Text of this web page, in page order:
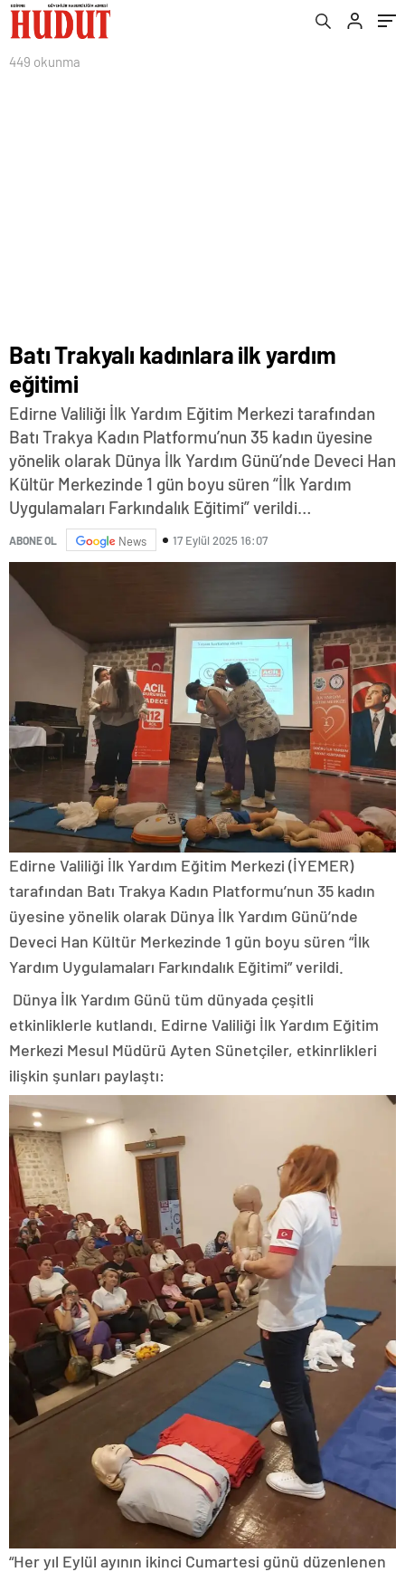
449 okunma
Batı Trakyalı kadınlara ilk yardım
eğitimi
Edirne Valiliği İlk Yardım Eğitim Merkezi tarafından
Batı Trakya Kadın Platformu’nun 35 kadın üyesine
yönelik olarak Dünya İlk Yardım Günü’nde Deveci Han
Kültür Merkezinde 1 gün boyu süren “İlk Yardım
Uygulamaları Farkındalık Eğitimi” verildi…
ABONE OL News 17 Eylül 2025 16:07
Edirne Valiliği İlk Yardım Eğitim Merkezi (İYEMER)
tarafından Batı Trakya Kadın Platformu’nun 35 kadın
üyesine yönelik olarak Dünya İlk Yardım Günü’nde
Deveci Han Kültür Merkezinde 1 gün boyu süren “İlk
Yardım Uygulamaları Farkındalık Eğitimi” verildi.
Dünya İlk Yardım Günü tüm dünyada çeşitli
etkinliklerle kutlandı. Edirne Valiliği İlk Yardım Eğitim
Merkezi Mesul Müdürü Ayten Sünetçiler, etkinrlikleri
ilişkin şunları paylaştı:
“Her yıl Eylül ayının ikinci Cumartesi günü düzenlenen